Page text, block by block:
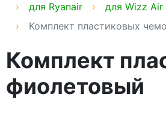
для Ryanair
для Wizz Air
Комплект пластиковых
Комплект
фиолетовый